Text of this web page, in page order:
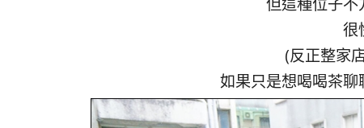
很
(反正整家
如果只是想喝喝茶